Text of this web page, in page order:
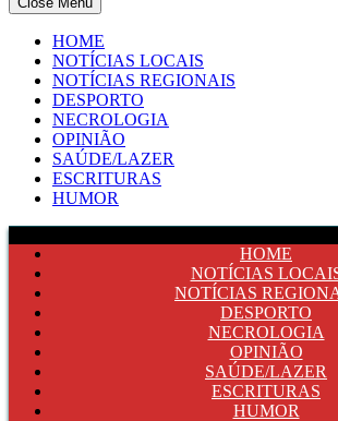
Comercio e Noticias
Notícias e Publicidade Online
HOME
NOTÍCIAS LOCAIS
NOTÍCIAS REGIONAIS
DESPORTO
NECROLOGIA
OPINIÃO
SAÚDE/LAZER
ESCRITURAS
HUMOR
HOME
NOTÍCIAS
NOTÍCIAS
DESPORTO
NECROLOGIA
OPINIÃO
SAÚDE/LAZER
ESCRITURAS
HUMOR